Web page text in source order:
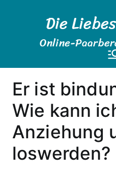
Die
Online-
Er ist
Wie kann
Anziehung
loswerden?